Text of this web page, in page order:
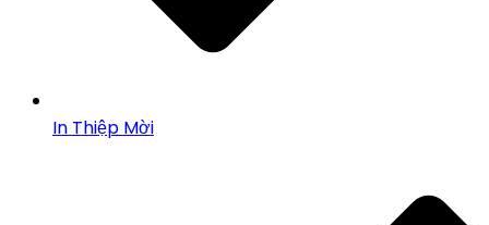
In Thiệp Mời